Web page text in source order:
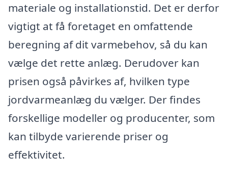
materiale og installationstid. Det er derfor
vigtigt at få foretaget en omfattende
beregning af dit varmebehov, så du kan
vælge det rette anlæg. Derudover kan
prisen også påvirkes af, hvilken type
jordvarmeanlæg du vælger. Der findes
forskellige modeller og producenter, som
kan tilbyde varierende priser og
effektivitet.